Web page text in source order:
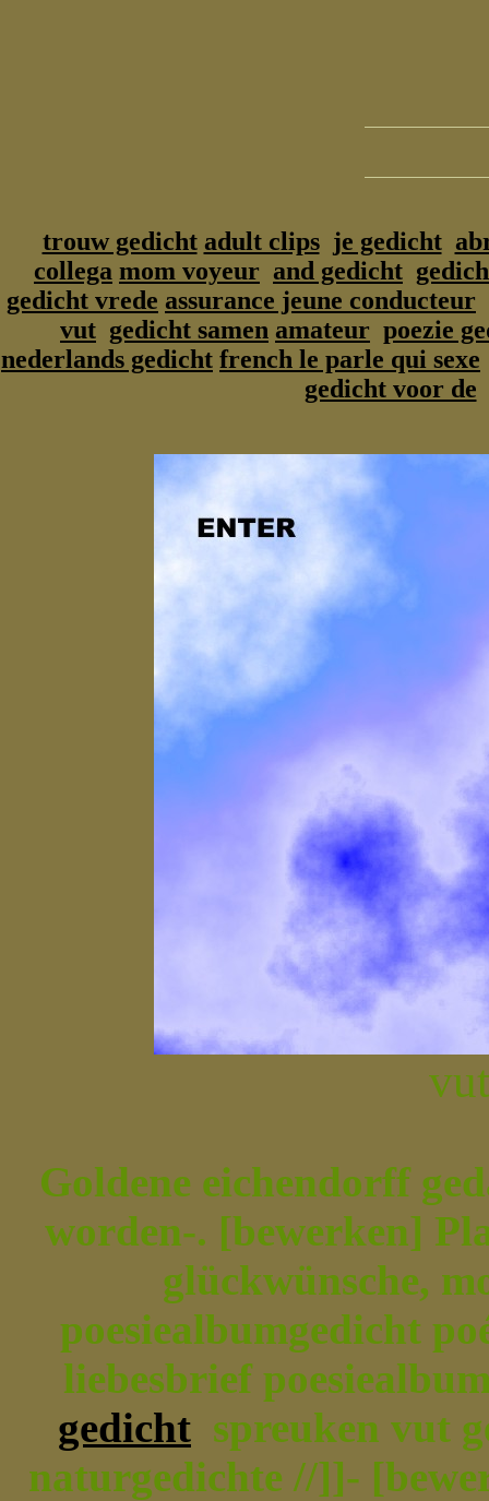
trouw gedicht adult clips je gedicht
collega mom voyeur and gedicht
gedicht vrede assurance jeune conducteur
vut gedicht samen amateur poezie
nederlands gedicht french le parle qui sexe
gedicht voor de
Goldene eichendorff
worden-. [bewerken]
glückwünsche,
poesiealbumgedicht
liebesbrief
gedicht spreuken vut
naturgedichte //]]-